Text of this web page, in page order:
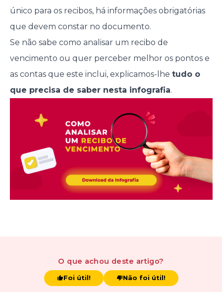
único para os recibos, há informações obrigatórias
que devem constar no documento.
Se não sabe como analisar um recibo de
vencimento ou quer perceber melhor os pontos e
as contas que este inclui, explicamos-lhe tudo o
que precisa de saber nesta infografia.
O que achou deste artigo?
Foi útil! Não foi útil!